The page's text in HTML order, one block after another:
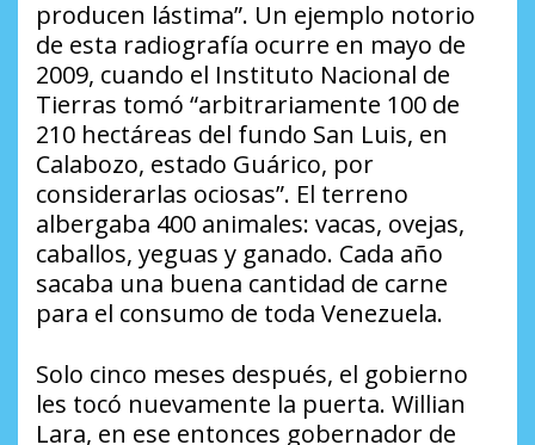
producen lástima”. Un ejemplo notorio
de esta radiografía ocurre en mayo de
2009, cuando el Instituto Nacional de
Tierras tomó “arbitrariamente 100 de
210 hectáreas del fundo San Luis, en
Calabozo, estado Guárico, por
considerarlas ociosas”. El terreno
albergaba 400 animales: vacas, ovejas,
caballos, yeguas y ganado. Cada año
sacaba una buena cantidad de carne
para el consumo de toda Venezuela.
Solo cinco meses después, el gobierno
les tocó nuevamente la puerta. Willian
Lara, en ese entonces gobernador de